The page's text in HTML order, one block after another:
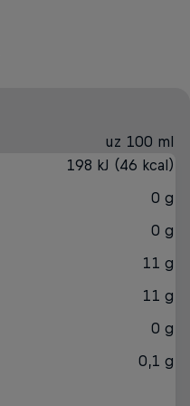
uz 100 ml
198 kJ (46 kcal)
0 g
0 g
11 g
11 g
0 g
0,1 g